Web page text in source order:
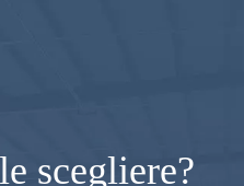
scegliere?